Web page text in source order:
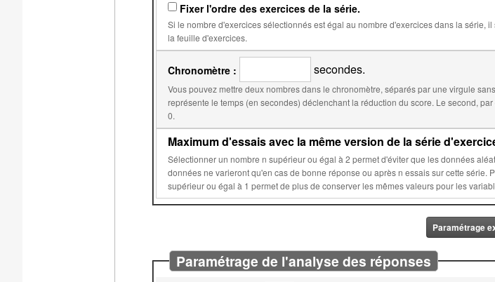
Fixer l'ordre des exercices de la série.
Si le nombre d'exercices sélectionnés est égal au nombre d'exercices dans la série, il sera possible de choisir l'ordre au moment de l'insertion de la série dans
la feuille d'exercices.
Chronomètre : secondes.
Vous pouvez mettre deux nombres dans le chronomètre, séparés par une virgule
représente le temps (en secondes) déclenchant la réduction du score. Le second, par défaut égal au premier, représente le temps à partir duquel le score sera
0.
Maximum d'essais avec la même version de la série
Sélectionner un nombre n supérieur ou égal à 2 permet d'éviter que les données aléatoires de la série d'exercices ne changent lors d'un nouvel essai : ces
données ne varieront qu'en cas de bonne réponse ou après n essais sur cette série. Pour une série d'exercices dont l'ordre est fixé, sélectionner un nombre n
Paramétrage
Paramétrage de l'analyse des réponses